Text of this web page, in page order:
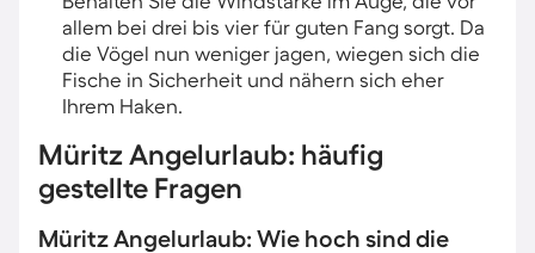
allem bei drei bis vier für guten Fang sorgt. Da
die Vögel nun weniger jagen, wiegen sich die
Fische in Sicherheit und nähern sich eher
Ihrem Haken.
Müritz Angelurlaub: häufig
gestellte Fragen
Müritz Angelurlaub: Wie hoch sind die